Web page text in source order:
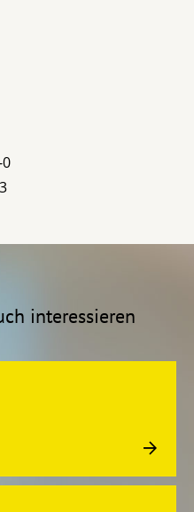
interessieren